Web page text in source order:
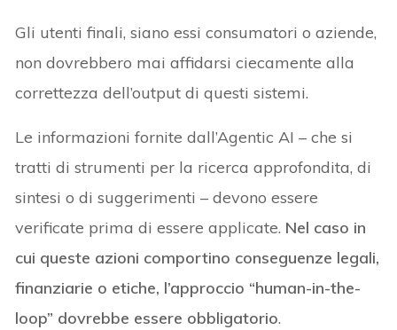
Gli utenti finali, siano essi consumatori o aziende,
non dovrebbero mai affidarsi ciecamente alla
correttezza dell’output di questi sistemi.
Le informazioni fornite dall’Agentic AI – che si
tratti di strumenti per la ricerca approfondita, di
sintesi o di suggerimenti – devono essere
verificate prima di essere applicate. Nel caso in
cui queste azioni comportino conseguenze legali,
finanziarie o etiche, l’approccio “human-in-the-
loop” dovrebbe essere obbligatorio.